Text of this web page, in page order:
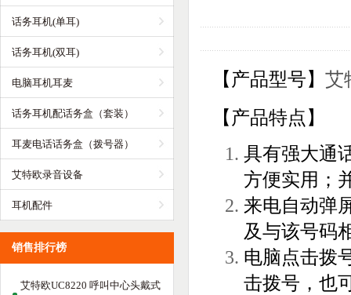
话务耳机(单耳)
话务耳机(双耳)
电脑耳机耳麦
话务耳机配话务盒（套装）
耳麦电话话务盒（拨号器）
艾特欧录音设备
耳机配件
销售排行榜
艾特欧UC8220 呼叫中心头戴式
【产品型号】 艾
【产品特点】
具有强大通
方便实用；
来电自动弹
及与该号码
电脑点击拨
击拨号，也